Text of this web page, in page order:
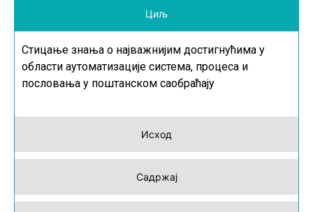
Циљ
Исход
Садржај
Стицање знања о најважнијим достигнућима у
области аутоматизације система, процеса и
пословања у поштанском саобраћају